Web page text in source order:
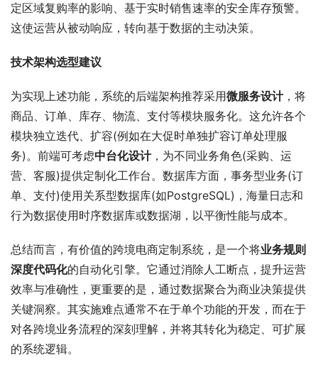
定区域复购率的影响、基于实时销售速率的安全库存预警。
这使运营从被动响应，转向基于数据的主动决策。
技术架构选型建议
为实现上述功能，系统的后端架构推荐采用微服务设计，将
商品、订单、库存、物流、支付等模块服务化。这允许各个
模块独立迭代、扩容(例如在大促时单独扩容订单处理服
务)。前端可考虑中台化设计，为不同业务角色(采购、运
营、客服)提供定制化工作台。数据库方面，事务型业务(订
单、支付)使用关系型数据库(如PostgreSQL)，海量日志和
行为数据使用时序数据库或数据湖，以平衡性能与成本。
总结而言，有价值的跨境电商定制系统，是一个将业务规则
深度代码化的自动化引擎。它通过消除人工断点，提升运营
效率与准确性，更重要的是，通过数据聚合为商业决策提供
关键洞察。其实施难点通常不在于单个功能的开发，而在于
对各跨境业务流程的深刻理解，并将其转化为稳定、可扩展
的系统逻辑。